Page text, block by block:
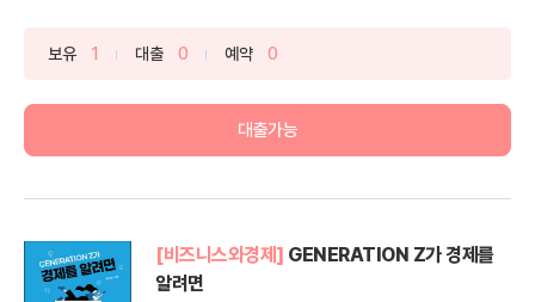
보유 1 대출 0 예약 0
대출가능
[비즈니스와경제] GENERATION Z가 경제를
알려면